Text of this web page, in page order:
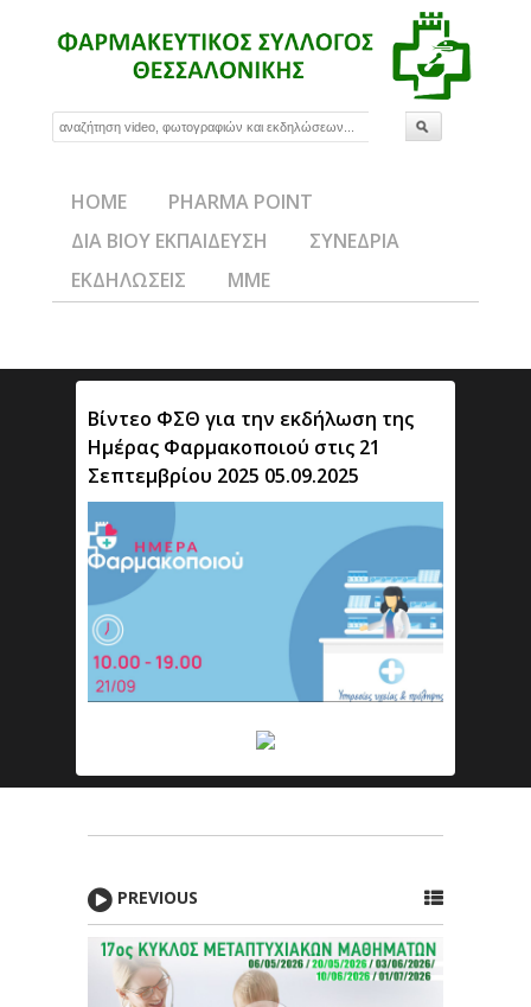
HOME
PHARMA POINT
ΔΙΑ ΒΙΟΥ ΕΚΠΑΙΔΕΥΣΗ
ΣΥΝΕΔΡΙΑ
ΕΚΔΗΛΩΣΕΙΣ
ΜΜΕ
Βίντεο ΦΣΘ για την εκδήλωση της
Ημέρας Φαρμακοποιού στις 21
Σεπτεμβρίου 2025 05.09.2025
PREVIOUS